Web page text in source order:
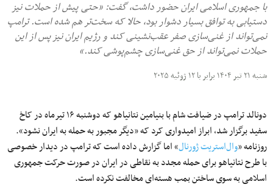
با جمهوری اسلامی ایران حضور داشت، گفت: «حتی پیش از حملات نیز
دستیابی به توافق بسیار دشوار بود، حالا که سخت‌تر هم شده است. ترامپ
نمی‌تواند از غنی‌سازی صفر عقب‌نشینی کند و رژیم ایران نیز پس از این
حملات نمی‌تواند از حق غنی‌سازی چشم‌پوشی کند.»
شنبه ۲۱ تیر ۱۴۰۴ برابر با ۱۲ ژوئیه ۲۰۲۵
دونالد ترامپ در ضیافت شام با بنیامین نتانیاهو که دوشنبه ۱۶ تیرماه در کاخ
سفید برگزار شد، ابراز امیدواری کرد که «دیگر مجبور به حمله به ایران نشود».
روزنامه «وال‌استریت ژورنال» اما گزارش داده است که ترامپ در دیدار خصوصی
با طرح نتانیاهو برای حمله مجدد به نقاطی در ایران در صورت حرکت جمهوری
اسلامی به سوی ساختن بمب هسته‌ای مخالفت نکرده است.